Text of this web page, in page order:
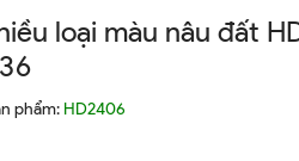
loại màu nâu đất
phẩm: HD2406